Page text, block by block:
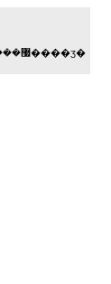
: ����Ŀ�����������ܾ����޷����ӡ�